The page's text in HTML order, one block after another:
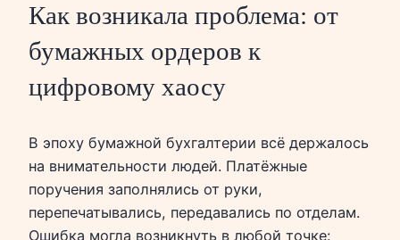
Как возникала проблема: от
бумажных ордеров к
цифровому хаосу
В эпоху бумажной бухгалтерии всё держалось
на внимательности людей. Платёжные
поручения заполнялись от руки,
перепечатывались, передавались по отделам.
Ошибка могла возникнуть в любой точке: